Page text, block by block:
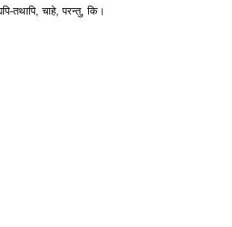
तथापि, चाहे, परन्तु, कि।